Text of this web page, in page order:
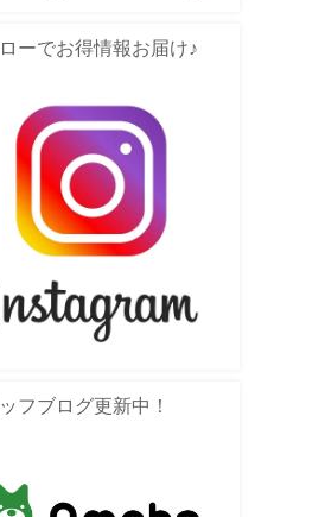
ーでお得情報お届け♪
フブログ更新中！